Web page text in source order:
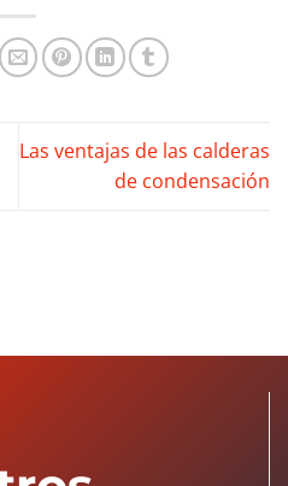
Las ventajas de las calderas
de condensación